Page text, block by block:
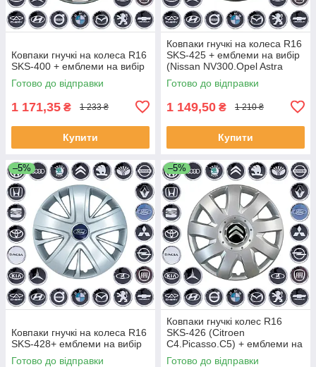
Ковпаки гнучкі на колеса R16
SKS-400 + емблеми на вибір
Готово до відправки
1 171,35 ₴ 1 233 ₴
Купити
Ковпаки гнучкі на колеса R16
SKS-425 + емблеми на вибір
(Nissan NV300.Opel Astra
J.Renault Trafic)
Готово до відправки
1 149,50 ₴ 1 210 ₴
Купити
–5%
Ковпаки гнучкі на колеса R16
SKS-428+ емблеми на вибір
Готово до відправки
–5%
Ковпаки гнучкі колес R16
SKS-426 (Citroen
C4.Picasso.C5) + емблеми на
вибір
Готово до відправки